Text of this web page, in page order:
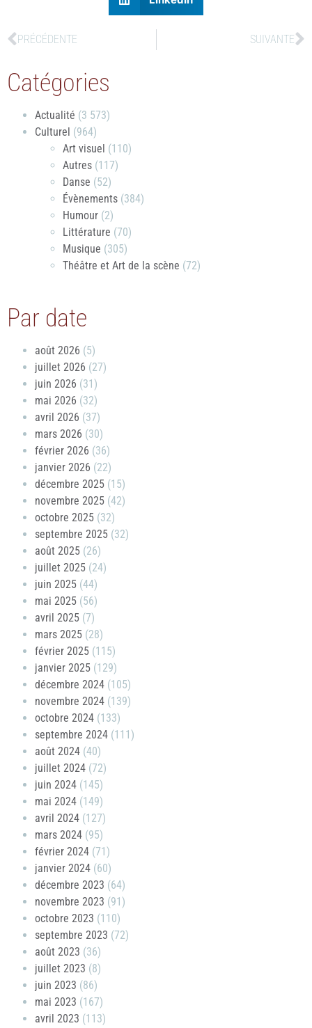
PRÉCÉDENTE SUIVANTE
Catégories
Actualité (3 573)
Culturel (964)
Art visuel (110)
Autres (117)
Danse (52)
Évènements (384)
Humour (2)
Littérature (70)
Musique (305)
Théâtre et Art de la scène (72)
Par date
août 2026 (5)
juillet 2026 (27)
juin 2026 (31)
mai 2026 (32)
avril 2026 (37)
mars 2026 (30)
février 2026 (36)
janvier 2026 (22)
décembre 2025 (15)
novembre 2025 (42)
octobre 2025 (32)
septembre 2025 (32)
août 2025 (26)
juillet 2025 (24)
juin 2025 (44)
mai 2025 (56)
avril 2025 (7)
mars 2025 (28)
février 2025 (115)
janvier 2025 (129)
décembre 2024 (105)
novembre 2024 (139)
octobre 2024 (133)
septembre 2024 (111)
août 2024 (40)
juillet 2024 (72)
juin 2024 (145)
mai 2024 (149)
avril 2024 (127)
mars 2024 (95)
février 2024 (71)
janvier 2024 (60)
décembre 2023 (64)
novembre 2023 (91)
octobre 2023 (110)
septembre 2023 (72)
août 2023 (36)
juillet 2023 (8)
juin 2023 (86)
mai 2023 (167)
avril 2023 (113)